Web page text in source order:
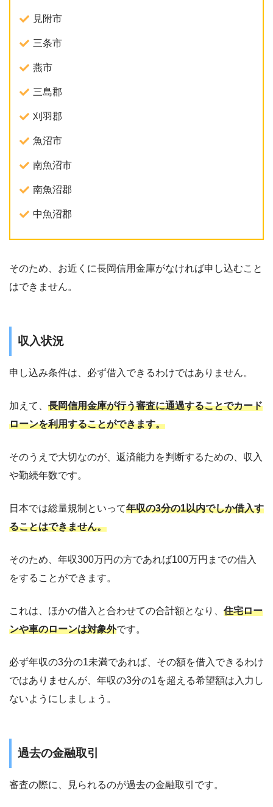
見附市
三条市
燕市
三島郡
刈羽郡
魚沼市
南魚沼市
南魚沼郡
中魚沼郡
そのため、お近くに長岡信用金庫がなければ申し込むこと
はできません。
収入状況
申し込み条件は、必ず借入できるわけではありません。
加えて、 長岡信用金庫が行う審査に通過することでカード
ローンを利用することができます。
そのうえで大切なのが、返済能力を判断するための、収入
や勤続年数です。
日本では総量規制といって年収の3分の1以内でしか借入す
ることはできません。
そのため、年収300万円の方であれば100万円までの借入
をすることができます。
これは、ほかの借入と合わせての合計額となり、 住宅ロー
ンや車のローンは対象外です。
必ず年収の3分の1未満であれば、その額を借入できるわけ
ではありませんが、年収の3分の1を超える希望額は入力し
ないようにしましょう。
過去の金融取引
審査の際に、見られるのが過去の金融取引です。